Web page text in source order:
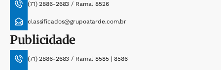
(71) 2886-2683 / Ramal 8526
classificados@grupoatarde.com.br
Publicidade
(71) 2886-2683 / Ramal 8585 | 8586